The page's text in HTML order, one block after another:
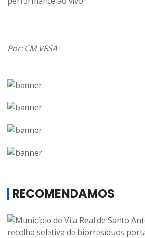
Por: CM VRSA
RECOMENDAMOS